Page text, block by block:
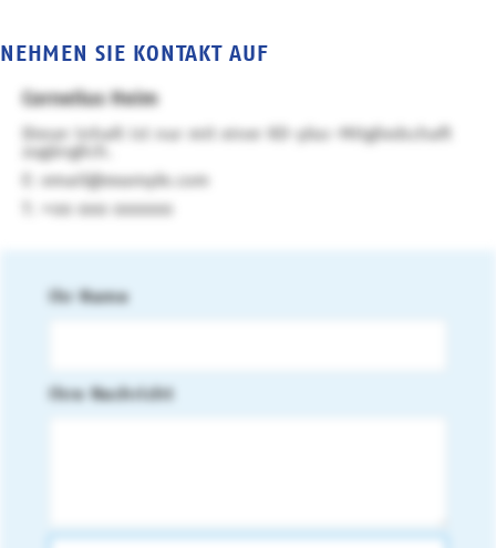
NEHMEN SIE KONTAKT AUF
Cornelius Heim
Dieser Inhalt ist nur mit einer KD-plus-Mitgliedschaft
zugänglich.
email@example.com
+00 000 000000
Ihr Name
Ihre Nachricht